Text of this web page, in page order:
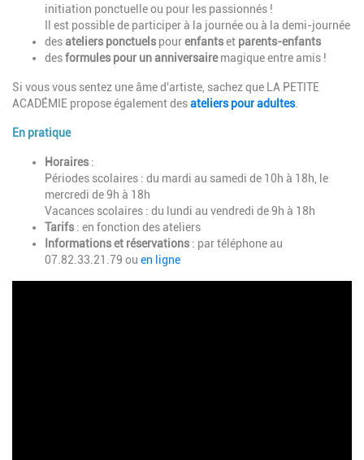
initiation ponctuelle ou pour les passionnés !
Il est possible de participer à la journée ou à la demi-journée
desateliers ponctuels pourenfantset parents-enfants
desformules pour un anniversairemagique entre amis !
Si vous vous sentez une âme d'artiste, sachez que LA PETITE
ACADÉMIE propose également desateliers pour adultes.
En pratique
Horaires :
Périodes scolaires : du mardi au samedi de 10h à 18h, le
mercredi de 9h à 18h
Vacances scolaires : du lundi au vendredi de 9h à 18h
Tarifs : en fonction des ateliers
Informations et réservations : par téléphone au
07.82.33.21.79 ou en ligne